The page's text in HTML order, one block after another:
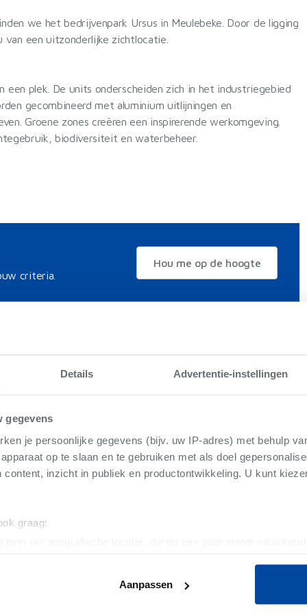
Details Advertentie-instellingen
gegevens
je persoonlijke gegevens (bijv. uw IP-adres) met behulp
op te slaan en te gebruiken met als doel
content, inzicht in publiek en productontwikkeling. U kunt
graag:
of intrekken in de Cookieverklaring.
Aanpassen
we het bedrijvenpark Ursus in Meulebeke. Door de ligging
een uitzonderlijke zichtlocatie.
plek. De units onderscheiden zich in het industriegebied
gecombineerd met aluminium uitlijningen en
Groene zones creëren een inspirerende werkomgeving.
biodiversiteit en waterbeheer.
criteria.
Hou me op de hoogte
Juridisch
Te renoveren
Verkoop